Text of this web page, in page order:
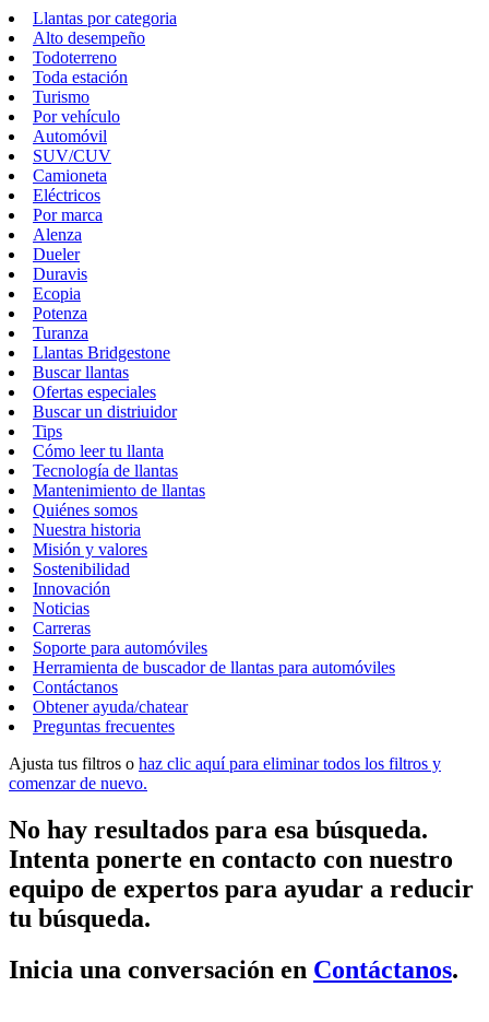
Llantas por categoria
Alto desempeño
Todoterreno
Toda estación
Turismo
Por vehículo
Automóvil
SUV/CUV
Camioneta
Eléctricos
Por marca
Alenza
Dueler
Duravis
Ecopia
Potenza
Turanza
Llantas Bridgestone
Buscar llantas
Ofertas especiales
Buscar un distriuidor
Tips
Cómo leer tu llanta
Tecnología de llantas
Mantenimiento de llantas
Quiénes somos
Nuestra historia
Misión y valores
Sostenibilidad
Innovación
Noticias
Carreras
Soporte para automóviles
Herramienta de buscador de llantas para automóviles
Contáctanos
Obtener ayuda/chatear
Preguntas frecuentes
Ajusta tus filtros o haz clic aquí para eliminar todos los filtros y
comenzar de nuevo.
No hay resultados para esa búsqueda.
Intenta ponerte en contacto con nuestro
equipo de expertos para ayudar a reducir
tu búsqueda.
Inicia una conversación en Contáctanos.